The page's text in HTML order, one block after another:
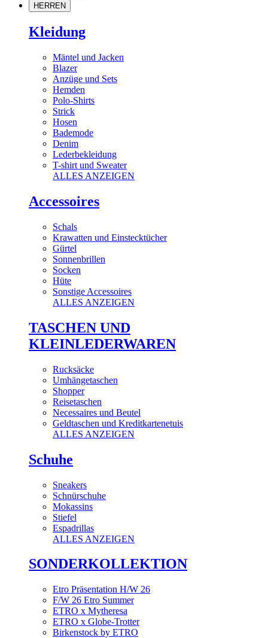
HERREN
Kleidung
Mäntel und Jacken
Blazer
Anzüge und Sets
Hemden
Polo-Shirts
Strick
Hosen
Bademode
Denim
Lederbekleidung
T-shirt und Sweater
ALLES ANZEIGEN
Accessoires
Schals
Krawatten und Einstecktücher
Gürtel
Sonnenbrillen
Socken
Hüte
Sonstige Accessoires
ALLES ANZEIGEN
TASCHEN UND
KLEINLEDERWAREN
Rucksäcke
Umhängetaschen
Shopper
Reisetaschen
Necessaires und Beutel
Geldtaschen und Kreditkartenetuis
ALLES ANZEIGEN
Schuhe
Sneakers
Schnürschuhe
Mokassins
Stiefel
Espadrillas
ALLES ANZEIGEN
SONDERKOLLEKTION
Etro Präsentation H/W 26
F/W 26 Etro Summer
ETRO x Mytheresa
ETRO x Globe-Trotter
Birkenstock by ETRO